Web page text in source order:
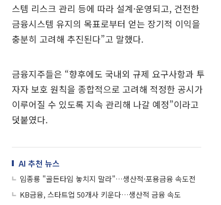
스템 리스크 관리 등에 따라 설계·운영되고, 건전한
금융시스템 유지의 목표로부터 얻는 장기적 이익을
충분히 고려해 추진된다”고 말했다.
금융지주들은 “향후에도 국내외 규제 요구사항과 투
자자 보호 원칙을 종합적으로 고려해 적정한 공시가
이루어질 수 있도록 지속 관리해 나갈 예정”이라고
덧붙였다.
AI 추천 뉴스
임종룡 "골든타임 놓치지 말라"…생산적·포용금융 속도전
KB금융, 스타트업 50개사 키운다…생산적 금융 속도